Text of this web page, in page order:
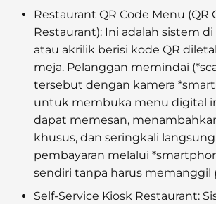
Restaurant QR Code Menu (QR
Restaurant): Ini adalah sistem
atau akrilik berisi kode QR
meja. Pelanggan memindai
tersebut dengan kamera
untuk membuka menu digital
dapat memesan,
khusus, dan seringkali
pembayaran melalui
sendiri tanpa harus memanggil
Self-Service Kiosk Restaurant: